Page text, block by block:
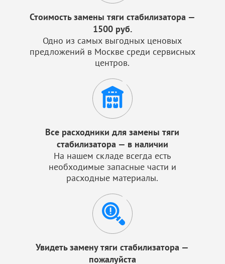
Стоимость замены тяги стабилизатора —
1500 руб.
Одно из самых выгодных ценовых
предложений в Москве среди сервисных
центров.
Все расходники для замены тяги
стабилизатора — в наличии
На нашем складе всегда есть
необходимые запасные части и
расходные материалы.
Увидеть замену тяги стабилизатора —
пожалуйста